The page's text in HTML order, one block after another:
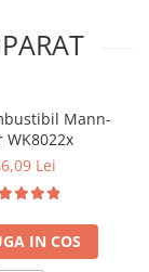
Mann-
WK8022x
Lei
IN COS